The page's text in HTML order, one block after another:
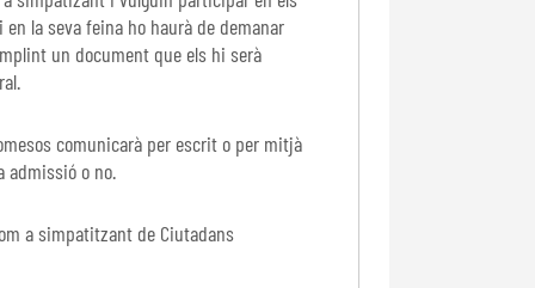
la seva feina ho haurà de demanar
un document que els hi serà
comunicarà per escrit o per mitjà
admissió o no.
a simpatitzant de Ciutadans